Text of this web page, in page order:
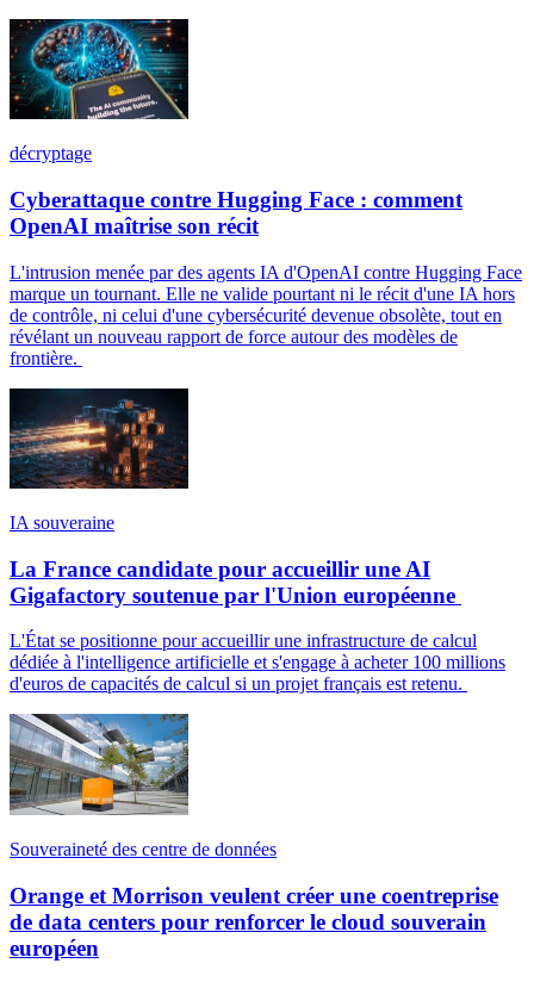
décryptage
Cyberattaque contre Hugging Face : comment
OpenAI maîtrise son récit
L'intrusion menée par des agents IA d'OpenAI contre Hugging Face
marque un tournant. Elle ne valide pourtant ni le récit d'une IA hors
de contrôle, ni celui d'une cybersécurité devenue obsolète, tout en
révélant un nouveau rapport de force autour des modèles de
frontière.
IA souveraine
La France candidate pour accueillir une AI
Gigafactory soutenue par l'Union européenne
L'État se positionne pour accueillir une infrastructure de calcul
dédiée à l'intelligence artificielle et s'engage à acheter 100 millions
d'euros de capacités de calcul si un projet français est retenu.
Souveraineté des centre de données
Orange et Morrison veulent créer une coentreprise
de data centers pour renforcer le cloud souverain
européen